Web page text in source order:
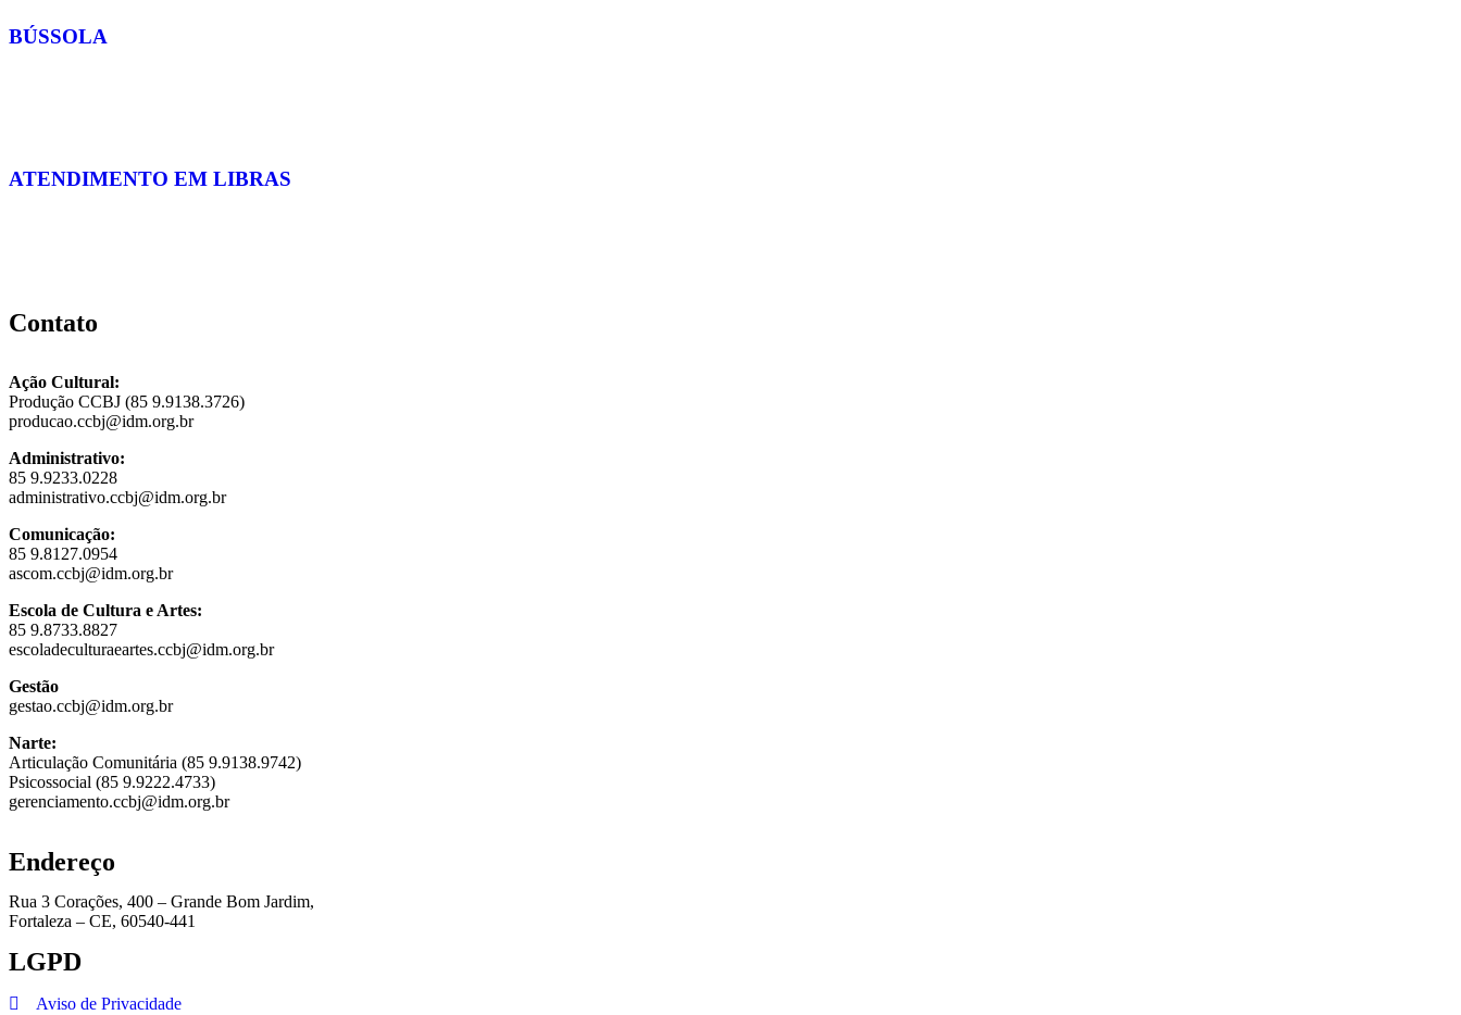
BÚSSOLA
ATENDIMENTO EM LIBRAS
Contato
Ação Cultural:
Produção CCBJ (85 9.9138.3726)
producao.ccbj@idm.org.br
Administrativo:
85 9.9233.0228
administrativo.ccbj@idm.org.br
Comunicação:
85 9.8127.0954
ascom.ccbj@idm.org.br
Escola de Cultura e Artes:
85 9.8733.8827
escoladeculturaeartes.ccbj@idm.org.br
Gestão
gestao.ccbj@idm.org.br
Narte:
Articulação Comunitária (85 9.9138.9742)
Psicossocial (85 9.9222.4733)
gerenciamento.ccbj@idm.org.br
Endereço
Rua 3 Corações, 400 – Grande Bom Jardim,
Fortaleza – CE, 60540-441
LGPD
Aviso de Privacidade